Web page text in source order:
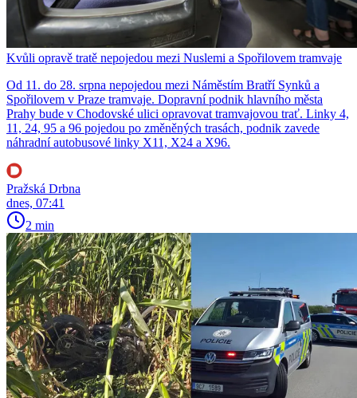
Kvůli opravě tratě nepojedou mezi Nuslemi a Spořilovem tramvaje
Od 11. do 28. srpna nepojedou mezi Náměstím Bratří Synků a
Spořilovem v Praze tramvaje. Dopravní podnik hlavního města
Prahy bude v Chodovské ulici opravovat tramvajovou trať. Linky 4,
11, 24, 95 a 96 pojedou po změněných trasách, podnik zavede
náhradní autobusové linky X11, X24 a X96.
Pražská Drbna
dnes, 07:41
2 min